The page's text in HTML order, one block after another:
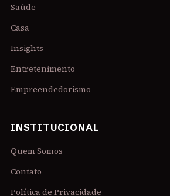
Saúde
Casa
Insights
Entretenimento
Empreendedorismo
INSTITUCIONAL
Quem Somos
Contato
Política de Privacidade